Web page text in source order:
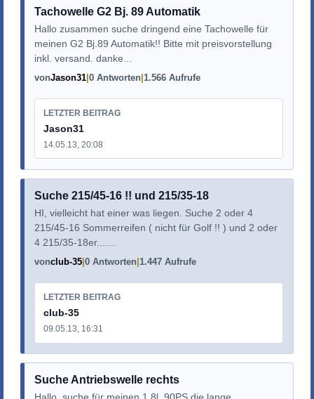
Tachowelle G2 Bj. 89 Automatik
Hallo zusammen suche dringend eine Tachowelle für
meinen G2 Bj.89 Automatik!! Bitte mit preisvorstellung
inkl. versand. danke...
vonJason31 0 Antworten 1.566 Aufrufe
LETZTER BEITRAG
Jason31
14.05.13, 20:08
Suche 215/45-16 !! und 215/35-18
HI, vielleicht hat einer was liegen. Suche 2 oder 4
215/45-16 Sommerreifen ( nicht für Golf !! ) und 2 oder
4 215/35-18er.......
vonclub-35 0 Antworten 1.447 Aufrufe
LETZTER BEITRAG
club-35
09.05.13, 16:31
Suche Antriebswelle rechts